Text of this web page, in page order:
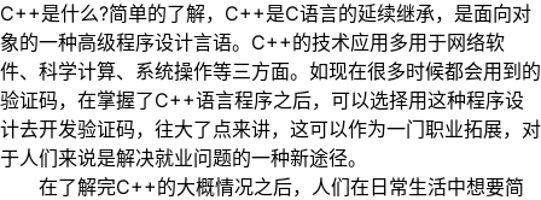
C++是什么?简单的了解，C++是C语言的延续继承，是面向对
象的一种高级程序设计言语。C++的技术应用多用于网络软
件、科学计算、系统操作等三方面。如现在很多时候都会用到的
验证码，在掌握了C++语言程序之后，可以选择用这种程序设
计去开发验证码，往大了点来讲，这可以作为一门职业拓展，对
于人们来说是解决就业问题的一种新途径。
在了解完C++的大概情况之后，人们在日常生活中想要简